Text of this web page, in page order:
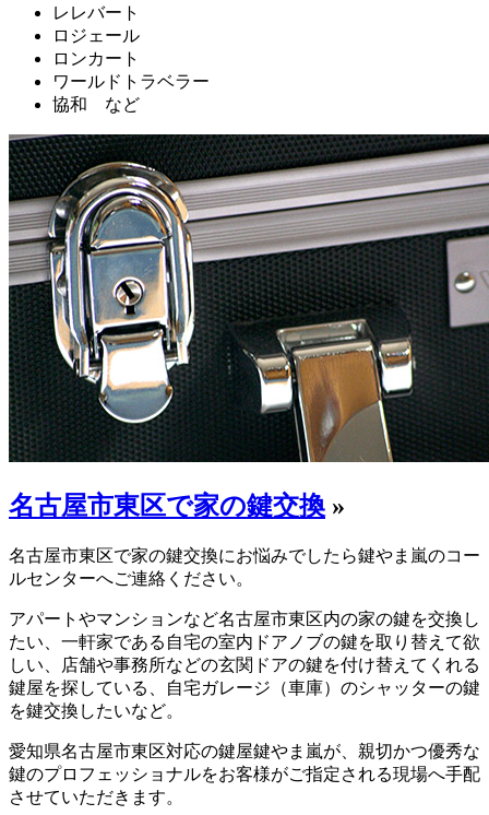
レレバート
ロジェール
ロンカート
ワールドトラベラー
協和 など
名古屋市東区で家の鍵交換 »
名古屋市東区で家の鍵交換にお悩みでしたら鍵やま嵐のコー
ルセンターへご連絡ください。
アパートやマンションなど名古屋市東区内の家の鍵を交換し
たい、一軒家である自宅の室内ドアノブの鍵を取り替えて欲
しい、店舗や事務所などの玄関ドアの鍵を付け替えてくれる
鍵屋を探している、自宅ガレージ（車庫）のシャッターの鍵
を鍵交換したいなど。
愛知県名古屋市東区対応の鍵屋鍵やま嵐が、親切かつ優秀な
鍵のプロフェッショナルをお客様がご指定される現場へ手配
させていただきます。